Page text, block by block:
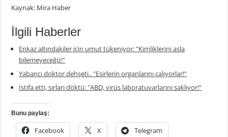
Kaynak: Mira Haber
İlgili Haberler
Enkaz altındakiler için umut tükeniyor: "Kimliklerini asla
bilemeyeceğiz!"
Yabancı doktor dehşeti.. "Esirlerin organlarını çalıyorlar!"
İstifa etti, sırları döktü: "ABD, virüs laboratuvarlarını saklıyor!"
Bunu paylaş:
Facebook X Telegram